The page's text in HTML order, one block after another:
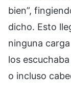
bien”,
dicho. Esto
ninguna
los
o incluso